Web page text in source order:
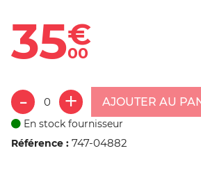
35€
00
AJOUTER AU
En stock fournisseur
Référence : 747-04882